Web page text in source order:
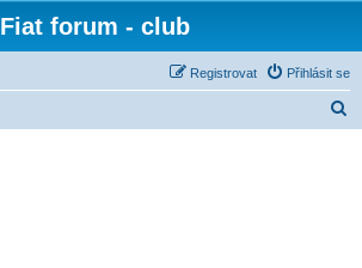
Fiat forum - club
Přihlásit se
Registrovat